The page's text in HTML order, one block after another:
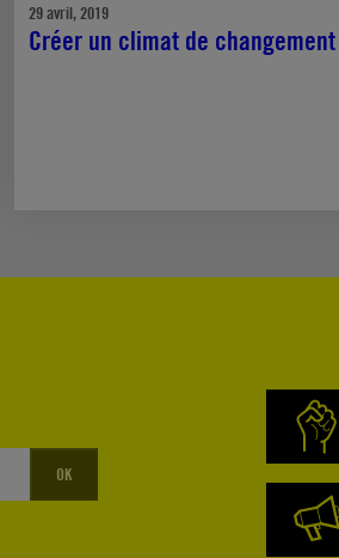
29 avril, 2019
Créer un climat de changement
OK